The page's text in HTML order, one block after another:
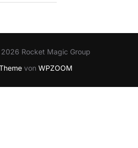
Rocket Magic Group
von WPZOOM